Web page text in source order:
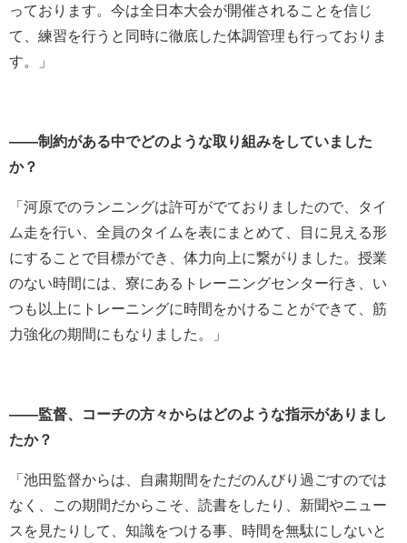
っております。今は全日本大会が開催されることを信じ
て、練習を行うと同時に徹底した体調管理も行っておりま
す。」
――制約がある中でどのような取り組みをしていました
か？
「河原でのランニングは許可がでておりましたので、タイ
ム走を行い、全員のタイムを表にまとめて、目に見える形
にすることで目標ができ、体力向上に繋がりました。授業
のない時間には、寮にあるトレーニングセンター行き、い
つも以上にトレーニングに時間をかけることができて、筋
力強化の期間にもなりました。」
――監督、コーチの方々からはどのような指示がありまし
たか？
「池田監督からは、自粛期間をただのんびり過ごすのでは
なく、この期間だからこそ、読書をしたり、新聞やニュー
スを見たりして、知識をつける事、時間を無駄にしないと